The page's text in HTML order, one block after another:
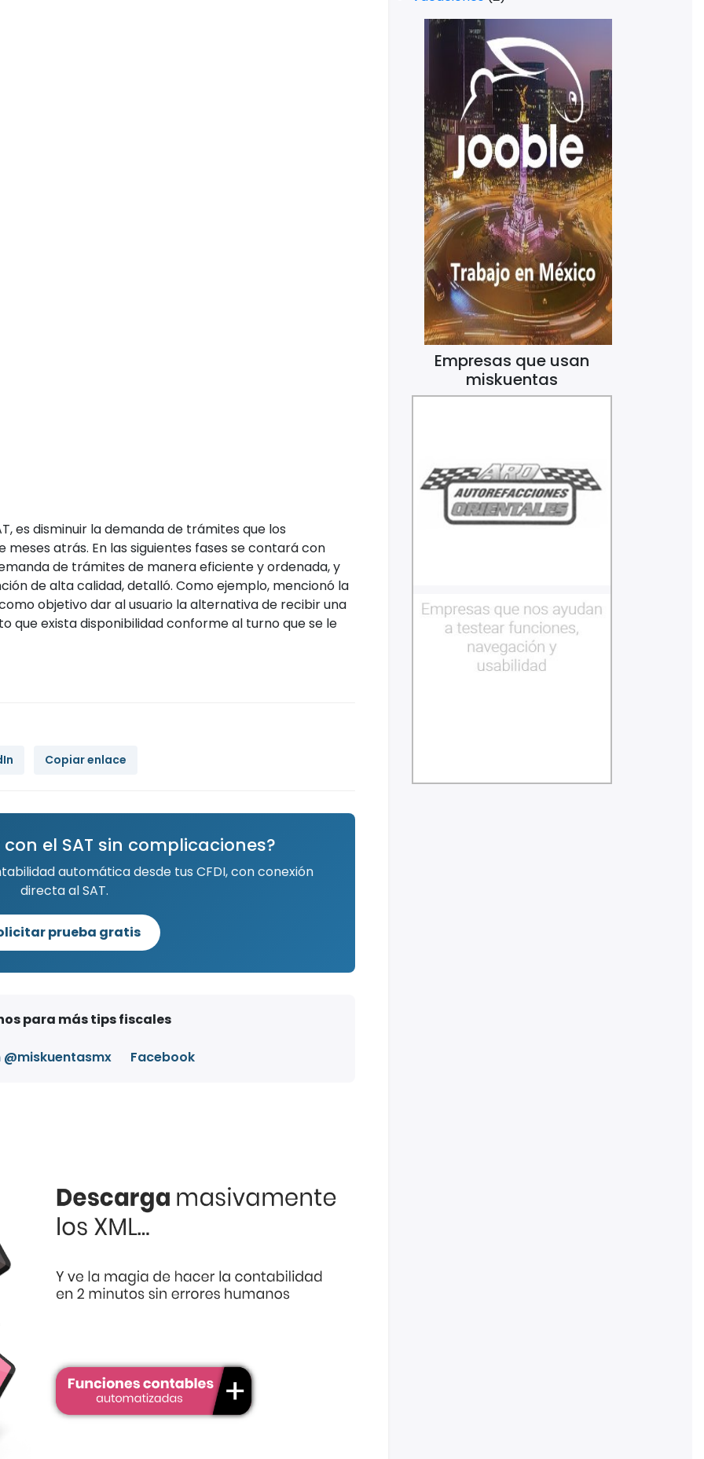
el SAT sin complicaciones?
automática desde tus CFDI, con conexión
directa al SAT.
prueba gratis
@miskuentasmx
publicada.
RMF(1)
(530)
SAT 2025(62)
Senado de la República(4)
Sociedad(27)
Software Contable(21)
Software de negocios(3)
STPS(4)
Tecnología(21)
Trámites(1)
Trámites SAT(1)
Vacaciones(2)
Empresas que usan
miskuentas